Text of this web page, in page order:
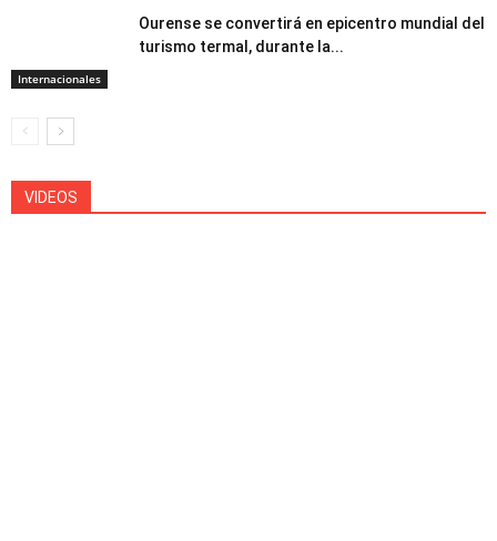
Internacionales
Ourense se convertirá en epicentro mundial del
turismo termal, durante la...
VIDEOS
Todo Argentina Buenos Aires
Cuyo
Internacionales
Portales de servicios e información
Turismo de Bienestar